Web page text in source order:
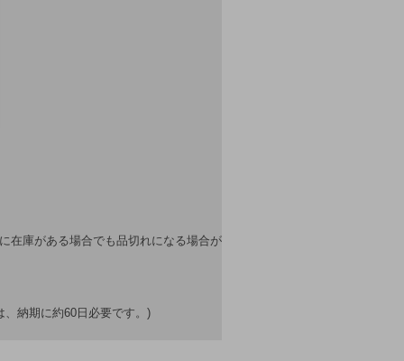
在庫がある場合でも品切れになる場合が
納期に約60日必要です。)